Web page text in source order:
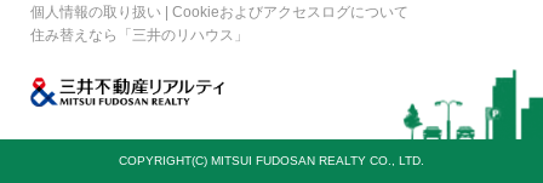
個人情報の取り扱い | Cookieおよびアクセスログについて
住み替えなら
「三井のリハウス」
COPYRIGHT(C) MITSUI FUDOSAN REALTY CO., LTD.